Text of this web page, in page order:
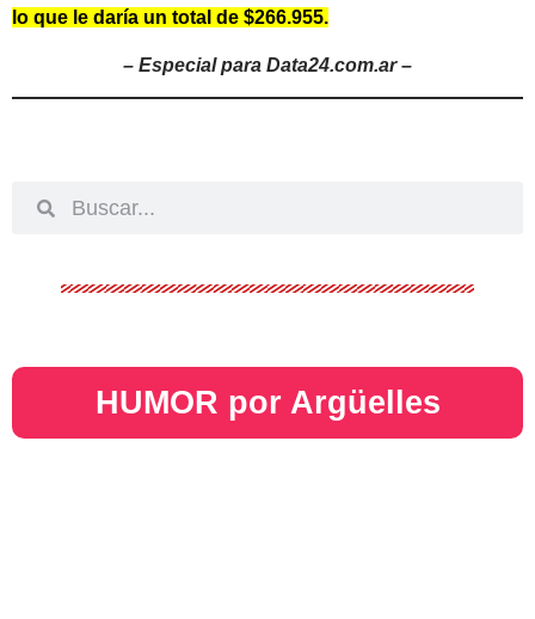
lo que le daría un total de $266.955.
– Especial para Data24.com.ar –
HUMOR por Argüelles​